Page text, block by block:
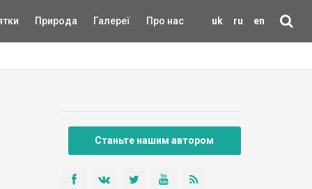
uk ru en
Природа Галереї Про нас
Станьте нашим автором